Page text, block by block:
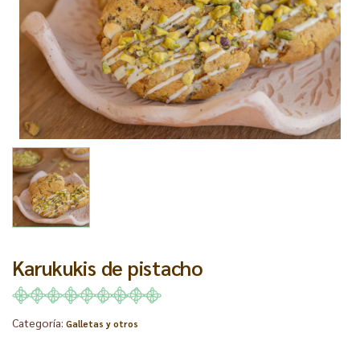
Karukukis de pistacho
Categoría: Galletas y otros